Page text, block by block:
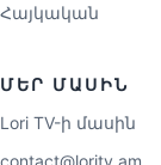
Հայկական
ՄԵՐ ՄԱՍԻՆ
Lori TV-ի մասին
contact@loritv.am